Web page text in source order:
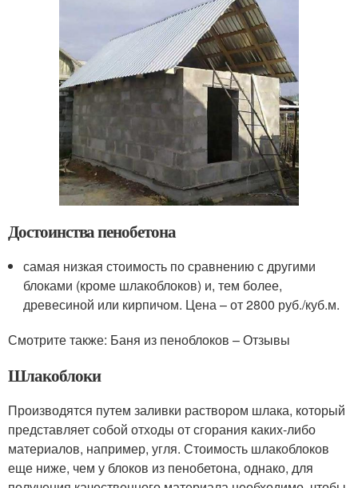
Достоинства пенобетона
самая низкая стоимость по сравнению с другими
блоками (кроме шлакоблоков) и, тем более,
древесиной или кирпичом. Цена – от 2800 руб./куб.м.
Смотрите также: Баня из пеноблоков – Отзывы
Шлакоблоки
Производятся путем заливки раствором шлака, который
представляет собой отходы от сгорания каких-либо
материалов, например, угля. Стоимость шлакоблоков
еще ниже, чем у блоков из пенобетона, однако, для